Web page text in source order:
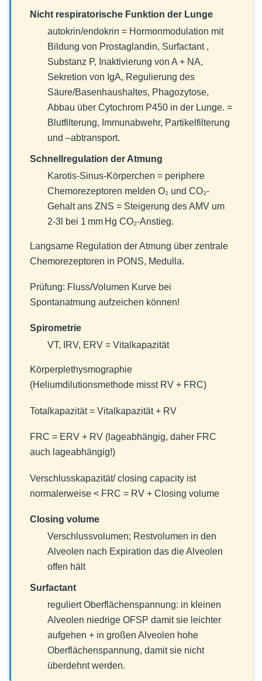
Nicht respiratorische Funktion der Lunge
autokrin/endokrin = Hormonmodulation mit
Bildung von Prostaglandin, Surfactant ,
Substanz P, Inaktivierung von A + NA,
Sekretion von IgA, Regulierung des
Säure/Basenhaushaltes, Phagozytose,
Abbau über Cytochrom P450 in der Lunge. =
Blutfilterung, Immunabwehr, Partikelfilterung
und –abtransport.
Schnellregulation der Atmung
Karotis-Sinus-Körperchen = periphere
Chemorezeptoren melden O₂ und CO₂-
Gehalt ans ZNS = Steigerung des AMV um
2-3l bei 1 mm Hg CO₂-Anstieg.
Langsame Regulation der Atmung über zentrale
Chemorezeptoren in PONS, Medulla.
Prüfung: Fluss/Volumen Kurve bei
Spontanatmung aufzeichen können!
Spirometrie
VT, IRV, ERV = Vitalkapazität
Körperplethysmographie
(Heliumdilutionsmethode misst RV + FRC)
Totalkapazität = Vitalkapazität + RV
FRC = ERV + RV (lageabhängig, daher FRC
auch lageabhängig!)
Verschlusskapazität/ closing capacity ist
normalerweise < FRC = RV + Closing volume
Closing volume
Verschlussvolumen; Restvolumen in den
Alveolen nach Expiration das die Alveolen
offen hält
Surfactant
reguliert Oberflächenspannung: in kleinen
Alveolen niedrige OFSP damit sie leichter
aufgehen + in großen Alveolen hohe
Oberflächenspannung, damit sie nicht
überdehnt werden.